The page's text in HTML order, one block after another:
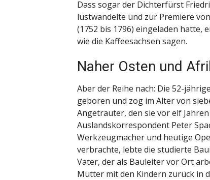
Dass sogar der Dichterfürst
lustwandelte und zur Premiere
(1752 bis 1796) eingeladen hatte,
wie die Kaffeesachsen sagen.
Naher Osten und
Aber der Reihe nach: Die 52-
geboren und zog im Alter von
Angetrauter, den sie vor elf
Auslandskorrespondent Peter
Werkzeugmacher und heutige
verbrachte, lebte die studierte
Vater, der als Bauleiter vor Ort
Mutter mit den Kindern zurück in